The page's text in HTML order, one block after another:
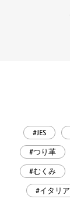
#JES
#つり革
#むくみ
#イタリア